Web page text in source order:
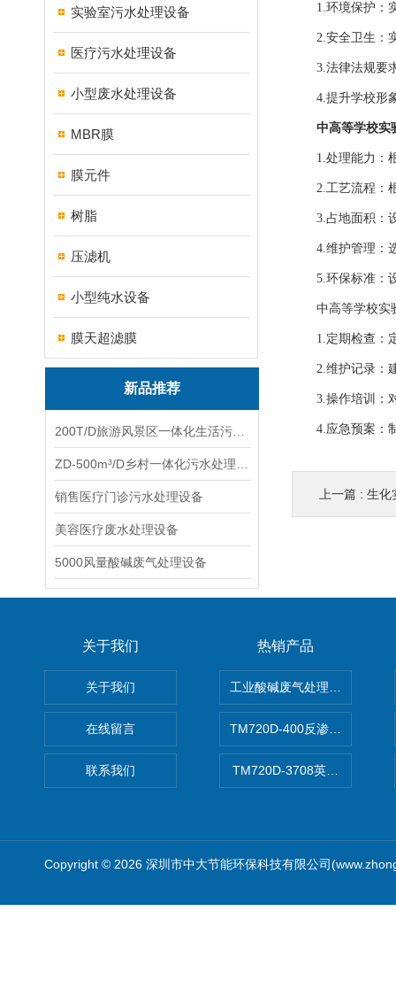
实验室污水处理设备
医疗污水处理设备
小型废水处理设备
MBR膜
膜元件
树脂
压滤机
小型纯水设备
膜天超滤膜
新品推荐
销售医疗门诊污水处理设备
美容医疗废水处理设备
5000风量酸碱废气处理设备
1.环境保护：实
2.安全卫生：实
3.法律法规要求
4.提升学校形象
中高等学校实
1.处理能力：根
2.工艺流程：根
3.占地面积：设
4.维护管理：选
5.环保标准：设
中高等学校实验
1.定期检查：定
2.维护记录：建
3.操作培训：对
4.应急预案：制
上一篇 : 生化
关于我们
关于我们
在线留言
联系我们
热销产品
工业酸碱废气处理设备
TM720D-400反渗透膜
TM720D-3708英寸低压反渗
Copyright © 2026 深圳市中大节能环保科技有限公司